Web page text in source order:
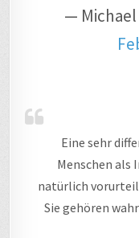
— Michael
Eine sehr
Menschen als
natürlich
Sie gehören